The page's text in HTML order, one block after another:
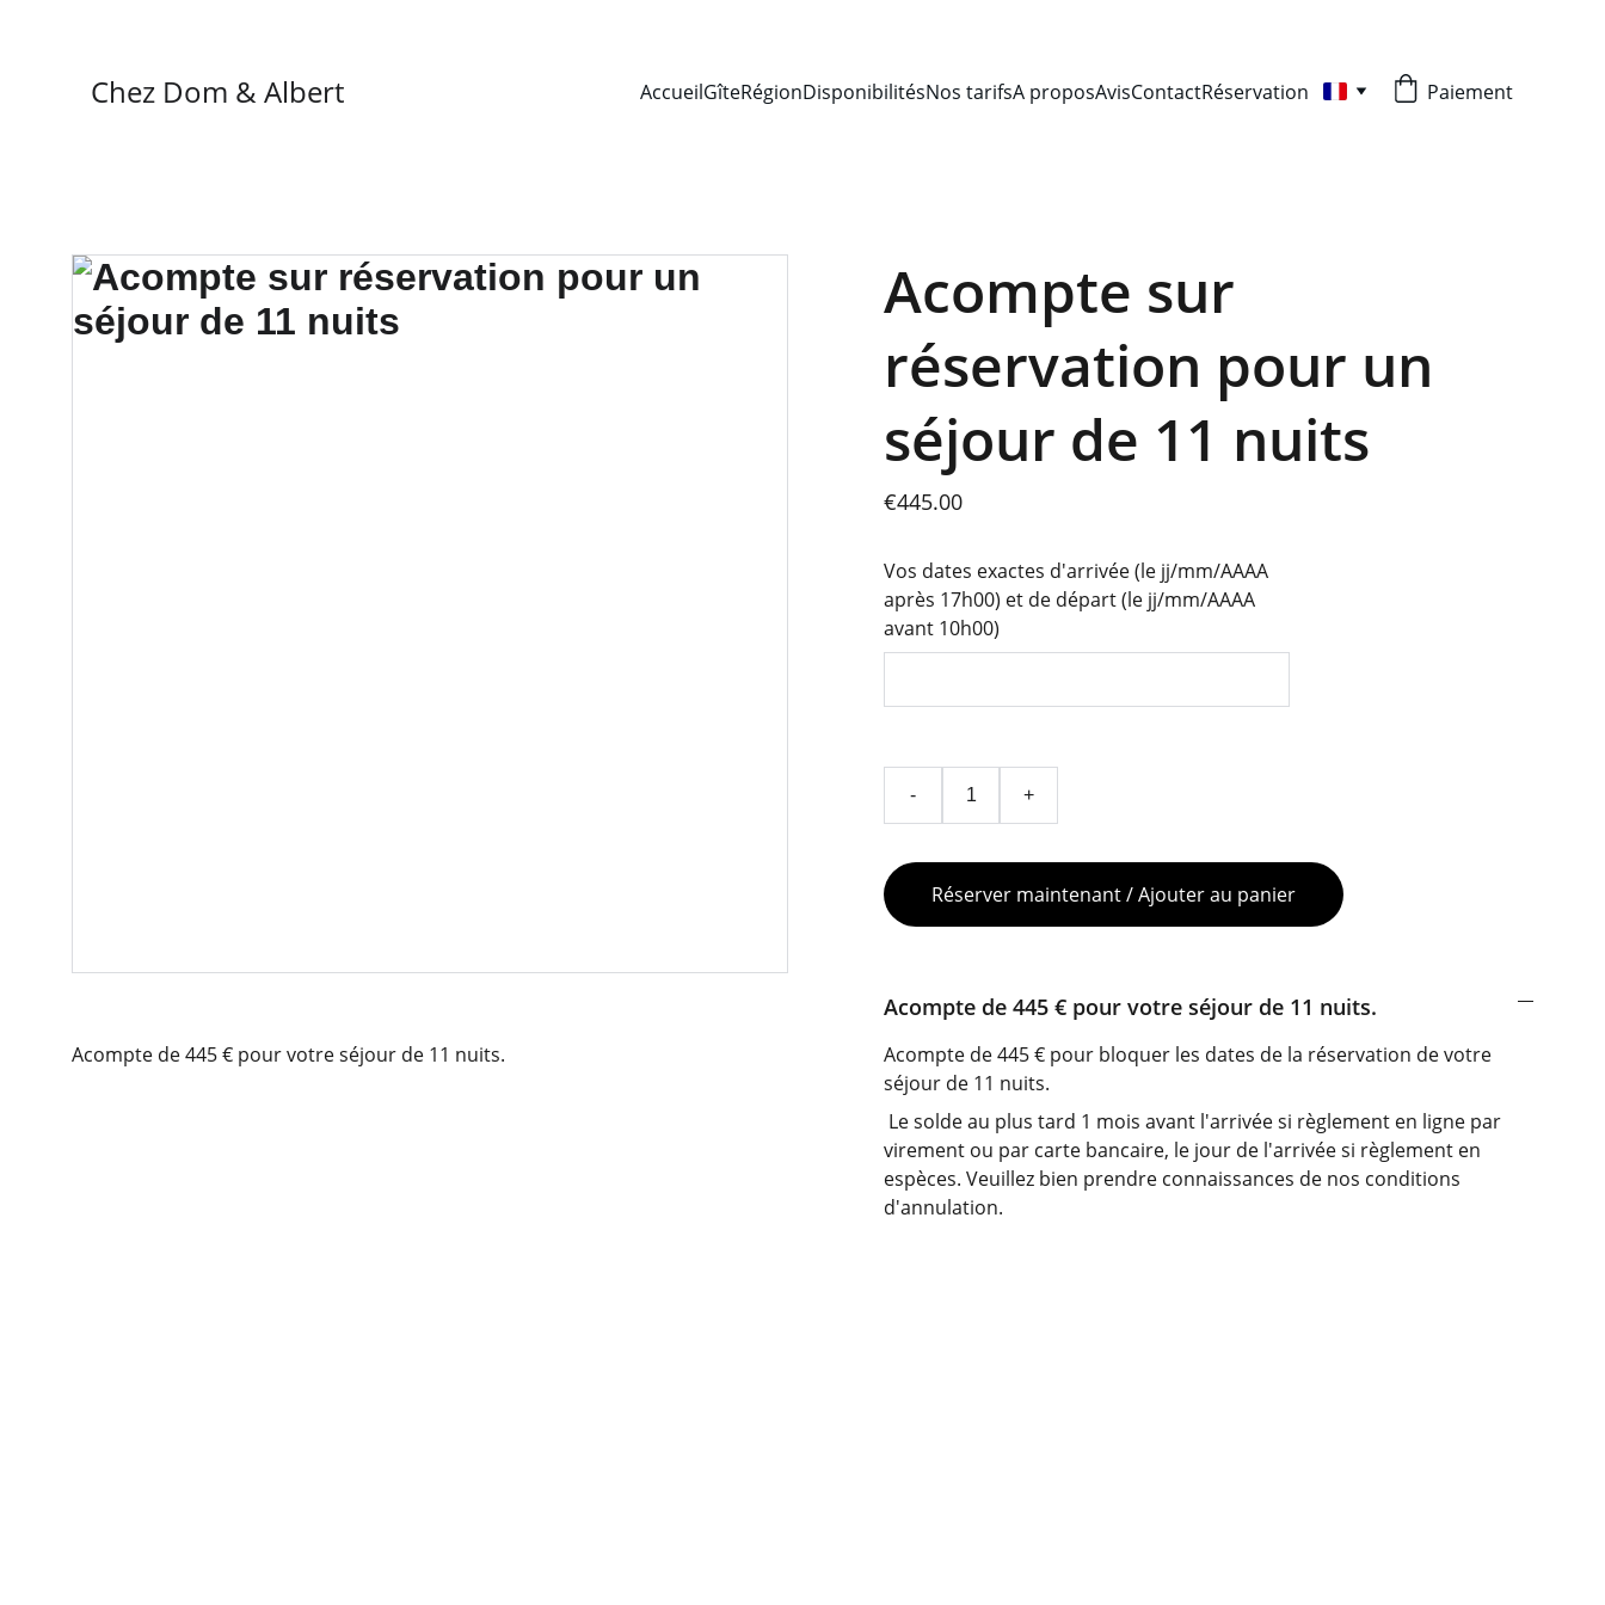
Chez Dom & Albert AccueilGîteRégionDisponibilitésNos tarifsA proposAvisContactRéservation Paiement
Acompte de 445 € pour votre séjour de 11 nuits.
Acompte sur
réservation pour un
séjour de 11 nuits
€445.00
Vos dates exactes d'arrivée (le jj/mm/AAAA
après 17h00) et de départ (le jj/mm/AAAA
avant 10h00)
- +
Réserver maintenant / Ajouter au panier
Acompte de 445 € pour votre séjour de 11 nuits.
Acompte de 445 € pour bloquer les dates de la réservation de votre
séjour de 11 nuits.
Le solde au plus tard 1 mois avant l'arrivée si règlement en ligne par
virement ou par carte bancaire, le jour de l'arrivée si règlement en
espèces. Veuillez bien prendre connaissances de nos conditions
d'annulation.